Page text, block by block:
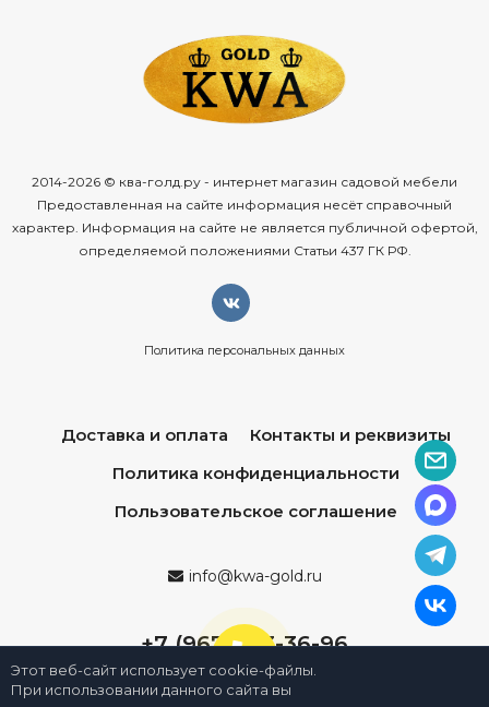
2014-2026 © ква-голд.ру - интернет магазин садовой мебели
Предоставленная на сайте информация несёт справочный
характер. Информация на сайте не является публичной офертой,
определяемой положениями Статьи 437 ГК РФ.
Политика персональных данных
Доставка и оплата
Контакты и реквизиты
Политика конфиденциальности
Пользовательское соглашение
info@kwa-gold.ru
+7 (967) 013-36-96
Этот веб-сайт использует cookie-файлы.
При использовании данного сайта вы